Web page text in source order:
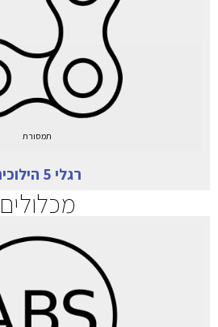
תמסורת
רגלי 5 הילוכים
מכלולים